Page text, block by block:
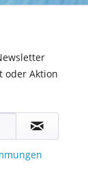
oder Aktion